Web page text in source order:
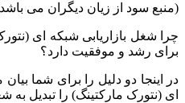
(منبع سود از زیان دیگران می
چرا شغل بازاریابی شبکه ای
برای رشد و موفقیت دارد؟
در اینجا دو دلیل را برای شما
ای (نتورک مارکتینگ) را تبدیل